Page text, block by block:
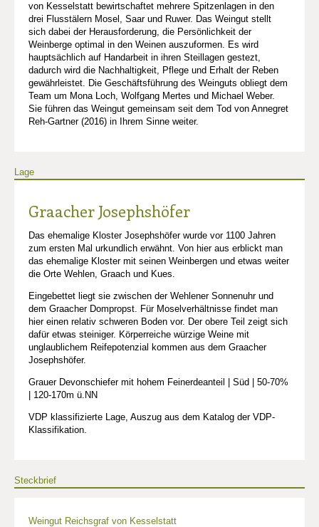
von Kesselstatt bewirtschaftet mehrere Spitzenlagen in den
drei Flusstälern Mosel, Saar und Ruwer. Das Weingut stellt
sich dabei der Herausforderung, die Persönlichkeit der
Weinberge optimal in den Weinen auszuformen. Es wird
hauptsächlich auf Handarbeit in ihren Steillagen gestezt,
dadurch wird die Nachhaltigkeit, Pflege und Erhalt der Reben
gewährleistet. Die Geschäftsführung des Weinguts obliegt dem
Team um Mona Loch, Wolfgang Mertes und Michael Weber.
Sie führen das Weingut gemeinsam seit dem Tod von Annegret
Reh-Gartner (2016) in Ihrem Sinne weiter.
Lage
Graacher Josephshöfer
Das ehemalige Kloster Josephshöfer wurde vor 1100 Jahren
zum ersten Mal urkundlich erwähnt. Von hier aus erblickt man
das ehemalige Kloster mit seinen Weinbergen und etwas weiter
die Orte Wehlen, Graach und Kues.
Eingebettet liegt sie zwischen der Wehlener Sonnenuhr und
dem Graacher Dompropst. Für Moselverhältnisse findet man
hier einen relativ schweren Boden vor. Der obere Teil zeigt sich
dafür etwas steiniger. Körperreiche würzige Weine mit
unglaublichem Reifepotenzial kommen aus dem Graacher
Josephshöfer.
Grauer Devonschiefer mit hohem Feinerdeanteil | Süd | 50-70%
| 120-170m ü.NN
VDP klassifizierte Lage, Auszug aus dem Katalog der VDP-
Klassifikation.
Steckbrief
Weingut Reichsgraf von Kesselstatt